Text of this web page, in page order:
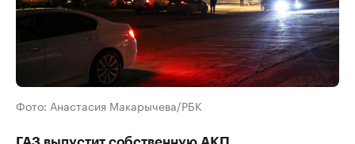
Фото: Анастасия Макарычева/РБК